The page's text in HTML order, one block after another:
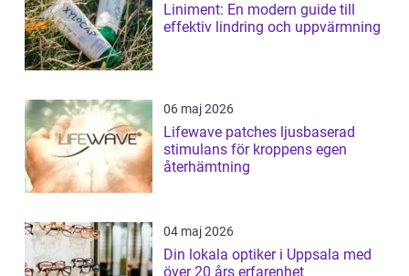
Liniment: En modern guide till
effektiv lindring och uppvärmning
06 maj 2026
Lifewave patches ljusbaserad
stimulans för kroppens egen
återhämtning
04 maj 2026
Din lokala optiker i Uppsala med
över 20 års erfarenhet